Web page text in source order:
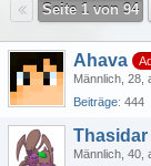
Seite 1 von 94
Ahava
Männlich 28
Beiträge 444
Thasidar
Männlich 40